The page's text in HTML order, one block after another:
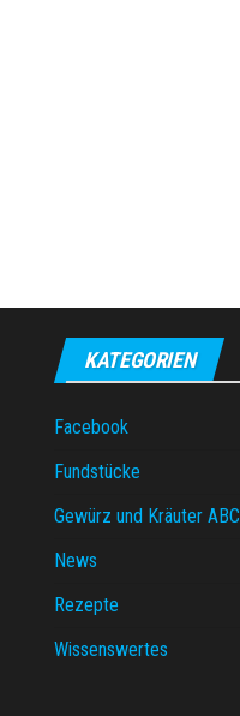
KATEGORIEN
Facebook
Fundstücke
Gewürz und Kräuter ABC
News
Rezepte
Wissenswertes